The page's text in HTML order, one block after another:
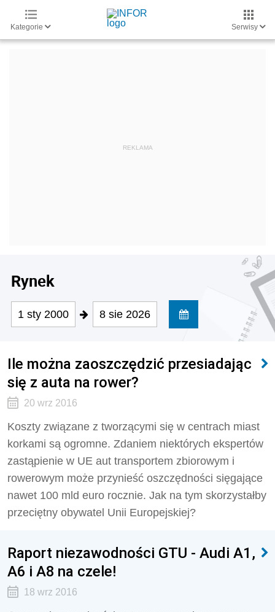
Kategorie Serwisy
Rynek
1 sty 2000 8 sie 2026
Ile można zaoszczędzić przesiadając
się z auta na rower?
20 wrz 2016
Koszty związane z tworzącymi się w centrach miast
korkami są ogromne. Zdaniem niektórych ekspertów
zastąpienie w UE aut transportem zbiorowym i
rowerowym może przynieść oszczędności sięgające
nawet 100 mld euro rocznie. Jak na tym skorzystałby
przeciętny obywatel Unii Europejskiej?
Raport niezawodności GTU - Audi A1,
A6 i A8 na czele!
18 wrz 2016